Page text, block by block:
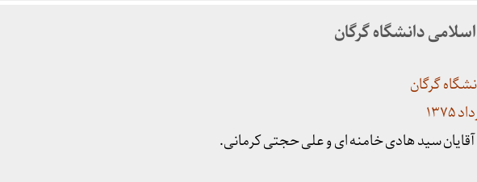
دانشگاه گرگان
گرگان
سید هادی خامنه ای و علی حجتی کرمانی.